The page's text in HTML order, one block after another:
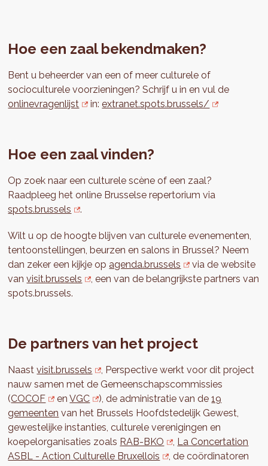
Hoe een zaal bekendmaken?
Bent u beheerder van een of meer culturele of
socioculturele voorzieningen? Schrijf u in en vul de
onlinevragenlijst
in:extranet.spots.brussels/
Hoe een zaal vinden?
Op zoek naar een culturele scène of een zaal?
Raadpleeg het online Brusselse repertorium via
spots.brussels
.
Wilt u op de hoogte blijven van culturele evenementen,
tentoonstellingen, beurzen en salons in Brussel? Neem
dan zeker een kijkje op agenda.brussels
via de website
vanvisit.brussels
, een van de belangrijkste partners van
spots.brussels.
De partners van het project
Naastvisit.brussels
, Perspective werkt voor dit project
nauw samen met de Gemeenschapscommissies
(COCOF enVGC ), de administratie van de19
gemeenten van het Brussels Hoofdstedelijk Gewest,
gewestelijke instanties, culturele verenigingen en
koepelorganisaties zoals RAB-BKO , La Concertation
ASBL - Action Culturelle Bruxellois
, de coördinatoren